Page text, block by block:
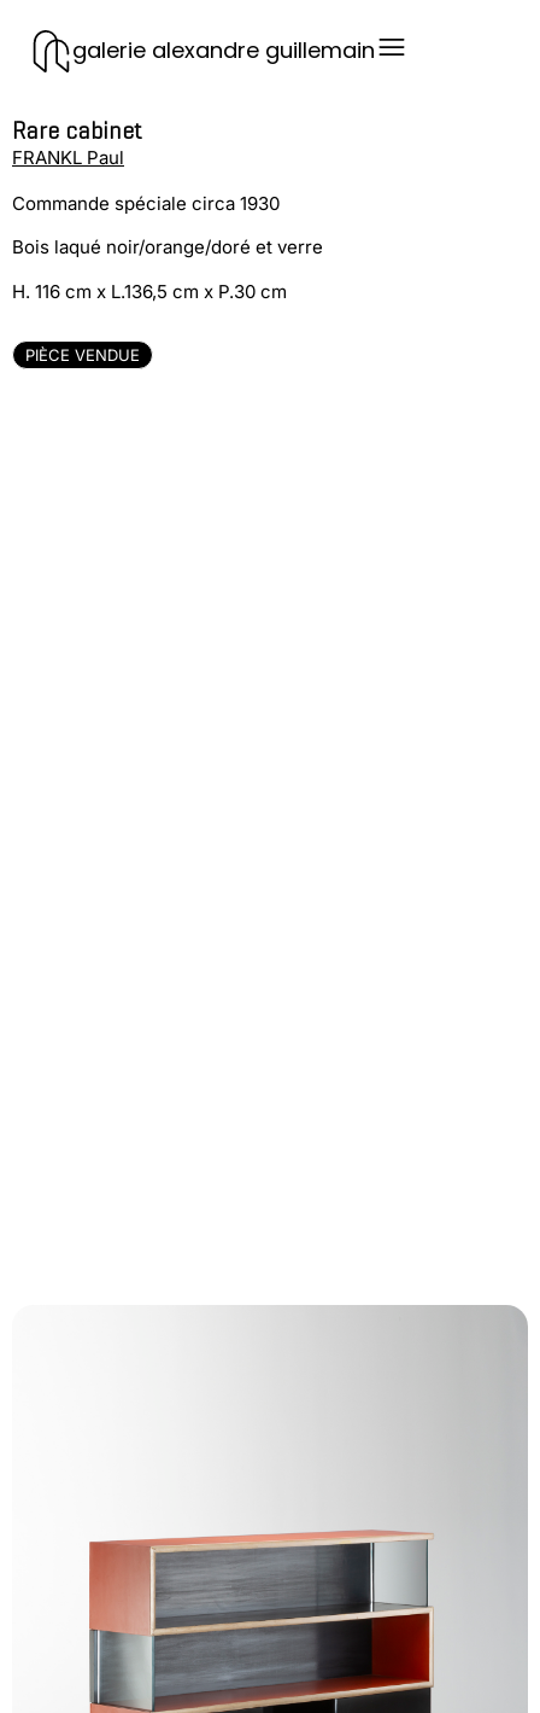
galerie alexandre guillemain
Rare cabinet
FRANKL Paul
Commande spéciale circa 1930
Bois laqué noir/orange/doré et verre
H. 116 cm x L.136,5 cm x P.30 cm
PIÈCE VENDUE